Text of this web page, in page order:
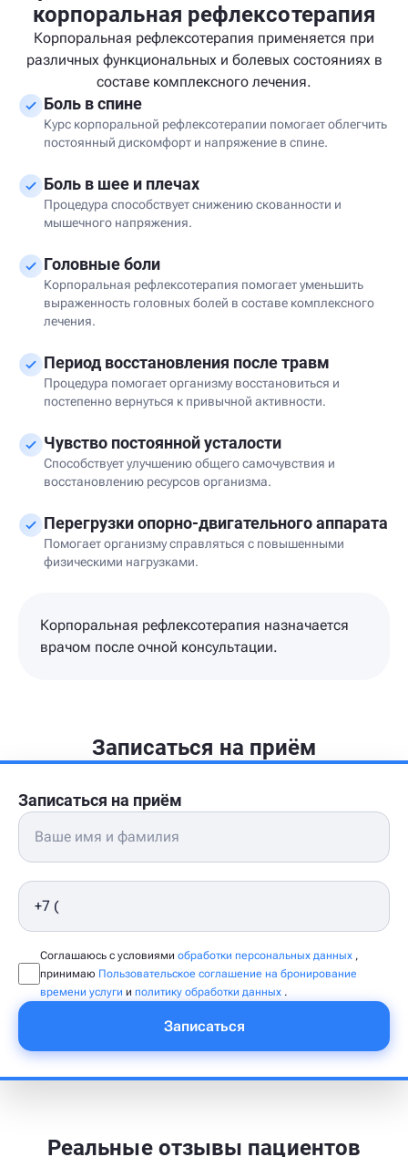
корпоральная рефлексотерапия
Корпоральная рефлексотерапия применяется при
различных функциональных и болевых состояниях в
составе комплексного лечения.
Боль в спине
Курс корпоральной рефлексотерапии помогает облегчить
постоянный дискомфорт и напряжение в спине.
Боль в шее и плечах
Процедура способствует снижению скованности и
мышечного напряжения.
Головные боли
Корпоральная рефлексотерапия помогает уменьшить
выраженность головных болей в составе комплексного
лечения.
Период восстановления после травм
Процедура помогает организму восстановиться и
постепенно вернуться к привычной активности.
Чувство постоянной усталости
Способствует улучшению общего самочувствия и
восстановлению ресурсов организма.
Перегрузки опорно-двигательного аппарата
Помогает организму справляться с повышенными
физическими нагрузками.
Корпоральная рефлексотерапия назначается
врачом после очной консультации.
Записаться на приём
Записаться на приём
Соглашаюсь с условиями обработки персональных данных ,
принимаю Пользовательское соглашение на бронирование
времени услуги и политику обработки данных .
Записаться
Реальные отзывы пациентов